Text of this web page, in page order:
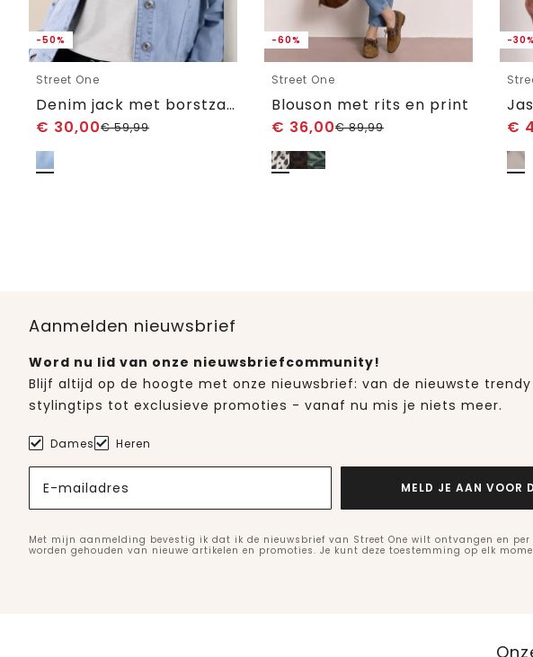
-50%
Street One
Denim jack met borstzakken en knopen
€ 30,00€59,99
-60%
Street One
Blouson met rits en print
€ 36,00€89,99
-30%
€
Aanmelden nieuwsbrief
Word nu lid van onze nieuwsbriefcommunity!
Blijf altijd op de hoogte met onze nieuwsbrief: van de nieuwste
stylingtips tot exclusieve promoties - vanaf nu mis je niets meer.
Dames Heren
E-mailadres MELD JE AAN VOOR
Met mijn aanmelding bevestig ik dat ik de nieuwsbrief van Street One wilt ontvangen en
worden gehouden van nieuwe artikelen en promoties. Je kunt deze toestemming op elk